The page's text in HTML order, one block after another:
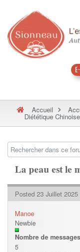
Accueil
Diététique Chinoise
La peau est le
Posted 23 Juillet
Manoe
Newbie
Nombre de
5